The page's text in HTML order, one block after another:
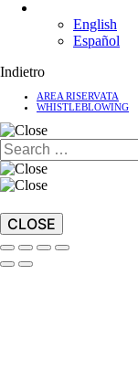
English
Español
Indietro
AREA RISERVATA
WHISTLEBLOWING
CLOSE